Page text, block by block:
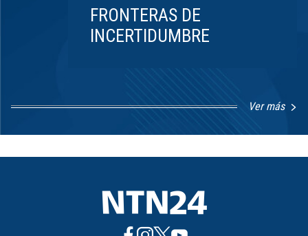
FRONTERAS DE
INCERTIDUMBRE
Ver más
1
8